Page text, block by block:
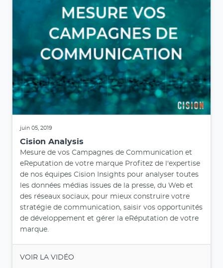
juin 05, 2019
Cision Analysis
Mesure de vos Campagnes de Communication et
eReputation de votre marque Profitez de l'expertise
de nos équipes Cision Insights pour analyser toutes
les données médias issues de la presse, du Web et
des réseaux sociaux, pour mieux construire votre
stratégie de communication, saisir vos opportunités
de développement et gérer la eRéputation de votre
marque.
VOIR LA VIDÉO